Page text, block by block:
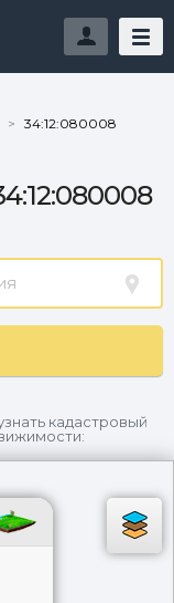
> 34:12:080008
кадастровый